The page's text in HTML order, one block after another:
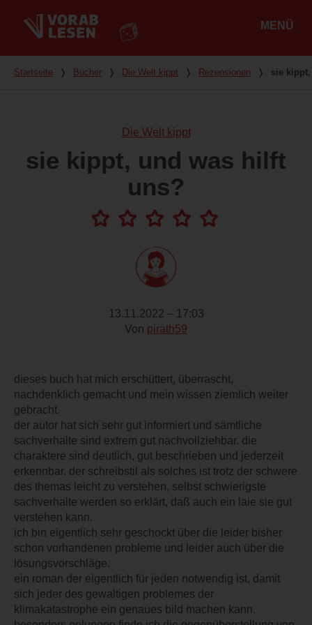
MENÜ
Du bist hier
Startseite ❭ Bücher ❭ Die Welt kippt ❭ Rezensionen ❭ sie
Die Welt kippt
sie kippt, und was hilft
uns?
13.11.2022 – 17:03
Von pirath59
dieses buch hat mich erschüttert, überrascht,
nachdenklich gemacht und mein wissen ziemlich weiter
gebracht.
der autor hat sich sehr gut informiert und sämtliche
sachverhalte sind extrem gut nachvollziehbar. die
charaktere sind deutlich, gut beschrieben und jederzeit
erkennbar. der schreibstil als solches ist trotz der schwere
des themas leicht zu verstehen, selbst schwierigste
sachverhalte werden so erklärt, daß auch ein laie sie gut
verstehen kann.
ich bin eigentlich sehr geschockt über die leider bisher
schon vorhandenen probleme und leider auch über die
lösungsvorschläge.
ein roman der eigentlich für jeden notwendig ist, damit
sich jeder des gewaltigen problemes der
klimakatastrophe ein genaues bild machen kann.